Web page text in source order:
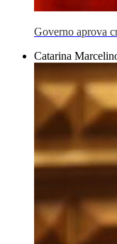
Governo aprova
Catarina